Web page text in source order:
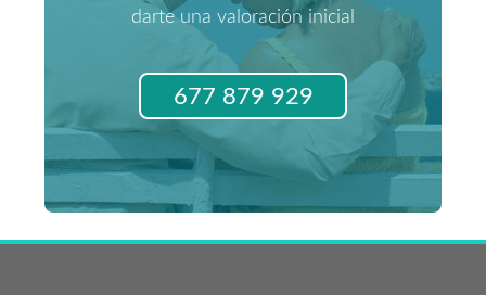
darte una valoración inicial
677 879 929